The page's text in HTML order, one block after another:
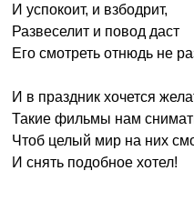
И успокоит, и взбодрит,
Развеселит и повод даст
Его смотреть отнюдь не
И в праздник хочется
Такие фильмы нам
Чтоб целый мир на них
И снять подобное хотел!